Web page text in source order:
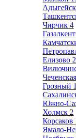
Адыгейск
Чирчик 4
Газалкент
Елизово 2
Грозный
Южно-
Холмск 2
Корсаков
Ямало-